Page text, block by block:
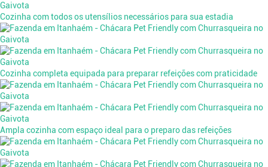
Cozinha com todos os utensílios necessários para sua estadia
Cozinha completa equipada para preparar refeições com praticidade
Ampla cozinha com espaço ideal para o preparo das refeições